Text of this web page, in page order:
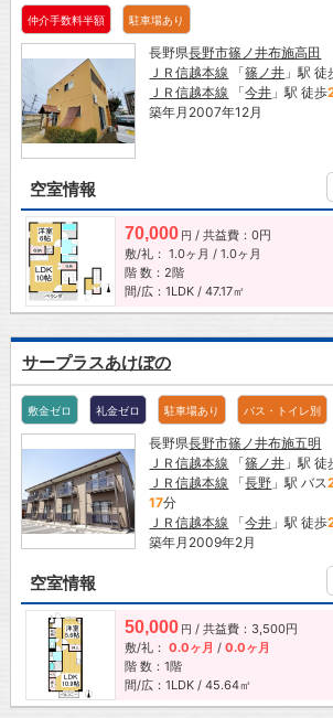
仲介手数料半額 駐車場あり
長野県長野市篠ノ井布施高田
ＪＲ信越本線 「篠ノ井 」駅 徒
ＪＲ信越本線 「今井 」駅 徒歩
築年月2007年12月
空室情報
70,000 円 / 共益費：0円
敷/礼： 1.0ヶ月 / 1.0ヶ月
階 数：2階
間/広：1LDK / 47.17㎡
サープラスあけぼの
敷金ゼロ 礼金ゼロ 駐車場あり バス・トイレ別
長野県長野市篠ノ井布施五明
ＪＲ信越本線 「篠ノ井 」駅 徒
ＪＲ信越本線 「長野 」駅 バス
17分
ＪＲ信越本線 「今井 」駅 徒歩
築年月2009年2月
空室情報
50,000 円 / 共益費：3,500円
敷/礼： 0.0ヶ月 / 0.0ヶ月
階 数：1階
間/広：1LDK / 45.64㎡